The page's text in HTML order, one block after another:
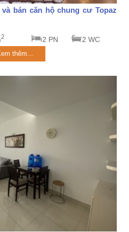
bán căn hộ chung cư Topaz
2 2 PN 2 WC
thêm...